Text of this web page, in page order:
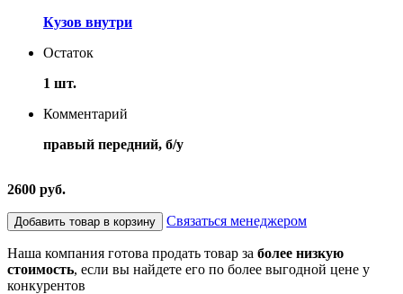
Кузов внутри
Остаток
1 шт.
Комментарий
правый передний, б/у
2600 руб.
Добавить товар в корзину Связаться менеджером
Наша компания готова продать товар за более низкую
стоимость, если вы найдете его по более выгодной цене у
конкурентов